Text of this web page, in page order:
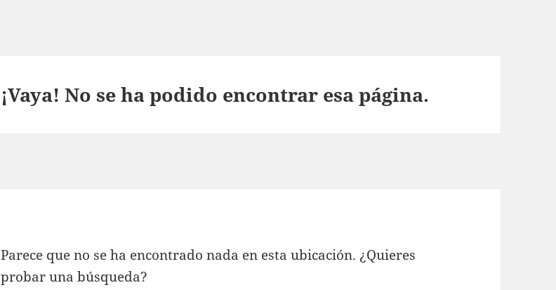
¡Vaya! No se ha podido encontrar esa página.
Parece que no se ha encontrado nada en esta ubicación. ¿Quieres
probar una búsqueda?